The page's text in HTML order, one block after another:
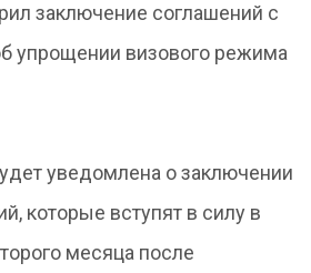
заключение соглашений с
упрощении визового режима
уведомлена о заключении
которые вступят в силу в
месяца после